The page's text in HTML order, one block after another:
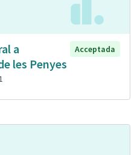
a
les Penyes
Acceptada